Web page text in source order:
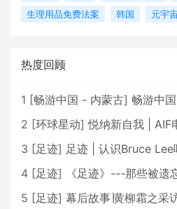
生理用品免费法案
韩国 元宇
热度回顾
1 [畅游中国 - 内蒙古] 畅游中国•
2 [环球星动] 悦纳新自我 | AIF
3 [足迹] 足迹 | 认识Bruce Lee
4 [足迹]
《足迹》---那些被遗
5 [足迹] 幕后故事∣黄柳霜之采